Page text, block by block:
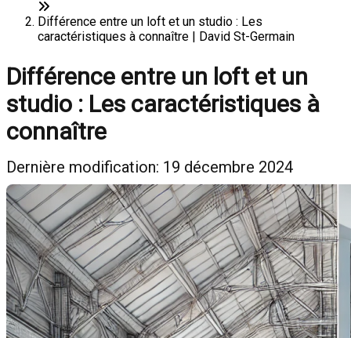
Différence entre un loft et un studio : Les
caractéristiques à connaître | David St-Germain
Différence entre un loft et un
studio : Les caractéristiques à
connaître
Dernière modification: 19 décembre 2024